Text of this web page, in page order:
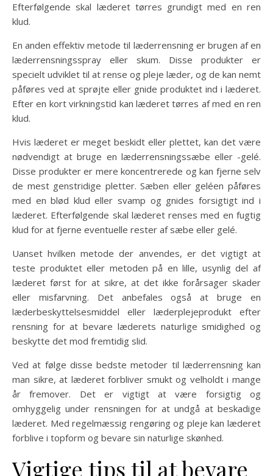
Efterfølgende skal læderet tørres grundigt med en ren
klud.
En anden effektiv metode til læderrensning er brugen af en
læderrensningsspray eller skum. Disse produkter er
specielt udviklet til at rense og pleje læder, og de kan nemt
påføres ved at sprøjte eller gnide produktet ind i læderet.
Efter en kort virkningstid kan læderet tørres af med en ren
klud.
Hvis læderet er meget beskidt eller plettet, kan det være
nødvendigt at bruge en læderrensningssæbe eller -gelé.
Disse produkter er mere koncentrerede og kan fjerne selv
de mest genstridige pletter. Sæben eller geléen påføres
med en blød klud eller svamp og gnides forsigtigt ind i
læderet. Efterfølgende skal læderet renses med en fugtig
klud for at fjerne eventuelle rester af sæbe eller gelé.
Uanset hvilken metode der anvendes, er det vigtigt at
teste produktet eller metoden på en lille, usynlig del af
læderet først for at sikre, at det ikke forårsager skader
eller misfarvning. Det anbefales også at bruge en
læderbeskyttelsesmiddel eller læderplejeprodukt efter
rensning for at bevare læderets naturlige smidighed og
beskytte det mod fremtidig slid.
Ved at følge disse bedste metoder til læderrensning kan
man sikre, at læderet forbliver smukt og velholdt i mange
år fremover. Det er vigtigt at være forsigtig og
omhyggelig under rensningen for at undgå at beskadige
læderet. Med regelmæssig rengøring og pleje kan læderet
forblive i topform og bevare sin naturlige skønhed.
Vigtige tips til at bevare